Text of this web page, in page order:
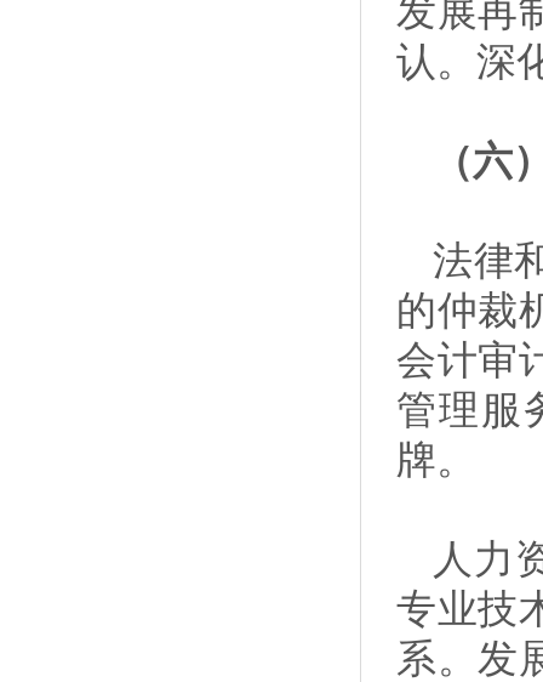
发展再
认。深
（六
法律
的仲裁
会计审
管理服
牌。
人力
专业技
系。发